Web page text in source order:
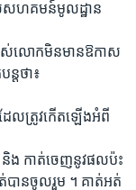
សហគមន៍មូលដ្ឋាន
ស់លោកមិនមានឱកាស
ន្តថា៖
ែលត្រូវកើតឡើងអំពី
និង កាត់ចេញនូវផលប៉ះ
បានចូលរួម ។ គាត់អត់